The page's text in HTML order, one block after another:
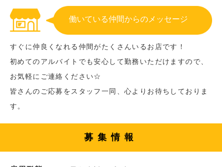
働いている仲間からのメッセージ
すぐに仲良くなれる仲間がたくさんいるお店です！
初めてのアルバイトでも安心して勤務いただけますので、
お気軽にご連絡ください☆
皆さんのご応募をスタッフ一同、心よりお待ちしておりま
す。
募集情報